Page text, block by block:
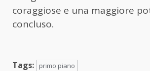
coraggiose e una maggiore
concluso.
Tags: primo piano